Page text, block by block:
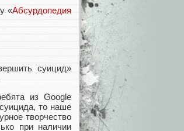
«Абсурдопедия
суицид»
из Google
то наше
творчество
при наличии